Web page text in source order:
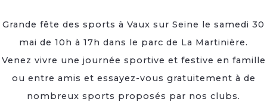
Grande fête des sports à Vaux sur Seine le samedi 30
mai de 10h à 17h dans le parc de La Martinière.
Venez vivre une journée sportive et festive en famille
ou entre amis et essayez-vous gratuitement à de
nombreux sports proposés par nos clubs.